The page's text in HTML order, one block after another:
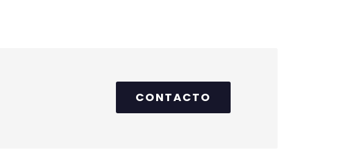
CONTACTO